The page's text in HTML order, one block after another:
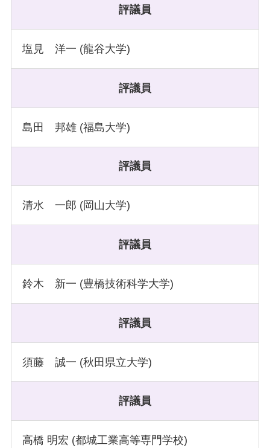
評議員
塩見 洋一 (龍谷大学)
評議員
島田 邦雄 (福島大学)
評議員
清水 一郎 (岡山大学)
評議員
鈴木 新一 (豊橋技術科学大学)
評議員
須藤 誠一 (秋田県立大学)
評議員
高橋 明宏 (都城工業高等専門学校)